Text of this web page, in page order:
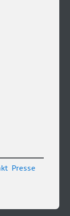
Presse